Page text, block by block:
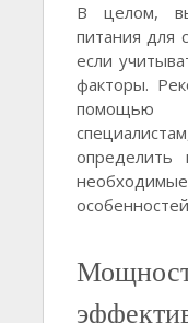
В целом,
питания для
если
факторы.
помощью
определить